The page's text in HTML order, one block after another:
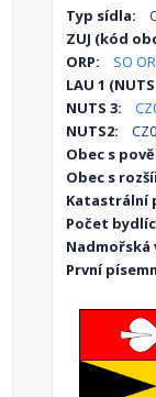
Typ sídla:
ZUJ (kód
ORP:
SO
LAU 1
NUTS 3:
NUTS2:
Obec s
Obec s
Katastrální
Počet
Nadmořská
První